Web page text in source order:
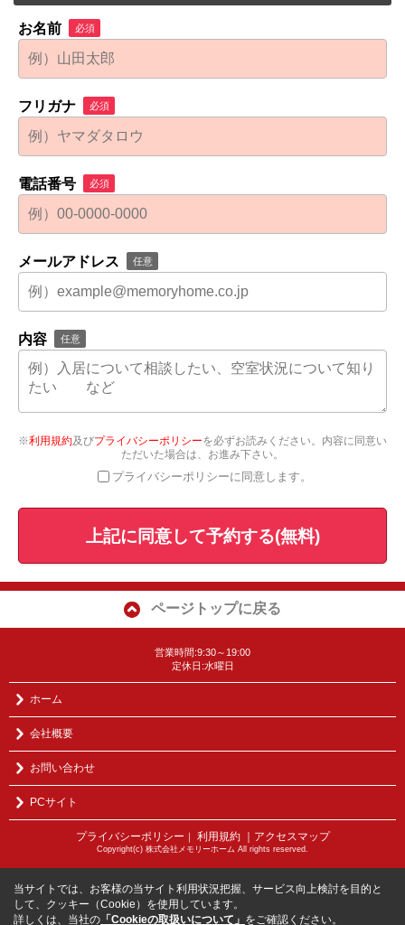
お名前 必須
フリガナ 必須
電話番号 必須
メールアドレス 任意
内容 任意
※利用規約及びプライバシーポリシーを必ずお読みください。内容に同意い
ただいた場合は、お進み下さい。
プライバシーポリシーに同意します。
上記に同意して予約する(無料)
ページトップに戻る
営業時間:9:30～19:00
定休日:水曜日
ホーム
会社概要
お問い合わせ
PCサイト
プライバシーポリシー ｜ 利用規約 ｜アクセスマップ
Copyright(c) 株式会社メモリーホーム All rights reserved.
当サイトでは、お客様の当サイト利用状況把握、サービス向上検討を目的と
して、クッキー（Cookie）を使用しています。
詳しくは、当社の 「Cookieの取扱いについて」 をご確認ください。